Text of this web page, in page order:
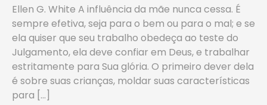
Ellen G. White A influência da mãe nunca cessa. É
sempre efetiva, seja para o bem ou para o mal; e se
ela quiser que seu trabalho obedeça ao teste do
Julgamento, ela deve confiar em Deus, e trabalhar
estritamente para Sua glória. O primeiro dever dela
é sobre suas crianças, moldar suas características
para […]